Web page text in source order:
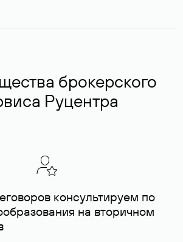
брокерского
Руцентра
консультируем по
на вторичном